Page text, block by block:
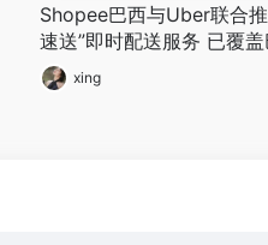
Shopee巴西与Uber联合
速送”即时配送服务 已覆盖
0余座城市
xing